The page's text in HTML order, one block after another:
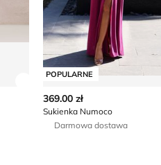
POPULARNE
369.00 zł
Sukienka Numoco
Darmowa dostawa